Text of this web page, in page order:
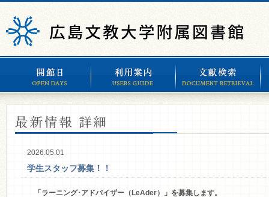
2026.05.01
学生スタッフ募集！！
「ラーニング･アドバイザー（LeAder）」を募集します。